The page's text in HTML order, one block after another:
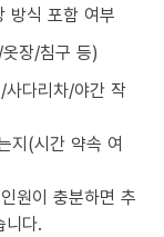
방식 포함 여부
장/침구 등)
다리차/야간 작
지(시간 약속 여
원이 충분하면 추
니다.